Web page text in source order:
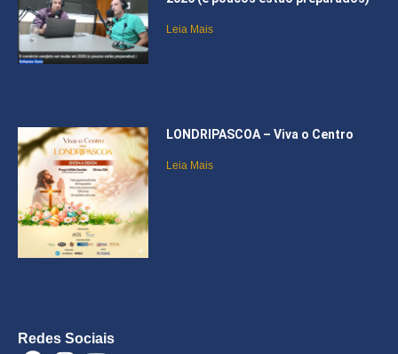
Leia Mais
LONDRIPASCOA – Viva o Centro
Leia Mais
Redes Sociais